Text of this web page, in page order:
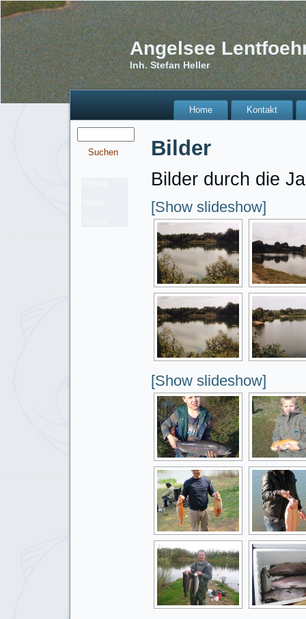
Angelsee
Inh. Stefan Heller
Home Kontakt
Bilder
Bilder durch die
[Show slideshow]
[Show slideshow]